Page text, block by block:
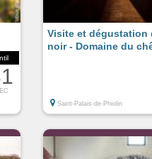
Visite et dégustation
noir - Domaine du
Saint-Palais-de-Phiolin